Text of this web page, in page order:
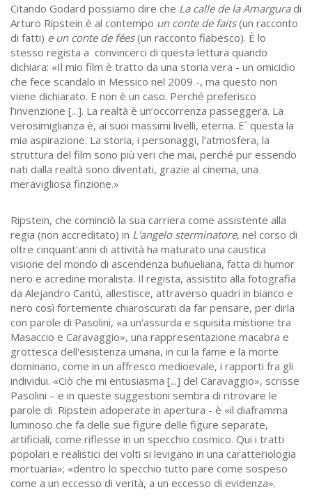
Citando Godard possiamo dire che La calle de la Amarguradi
Arturo Ripstein è al contempo un conte de faits(un racconto
di fatti) e un conte de fées(un racconto fiabesco). È lo
stesso regista a convincerci di questa lettura quando
dichiara: «Il mio film è tratto da una storia vera - un omicidio
che fece scandalo in Messico nel 2009 -, ma questo non
viene dichiarato. E non è un caso. Perché preferisco
l’invenzione [...]. La realtà è un’occorrenza passeggera. La
verosimiglianza è, ai suoi massimi livelli, eterna. E` questa la
mia aspirazione. La storia, i personaggi, l’atmosfera, la
struttura del film sono più veri che mai, perché pur essendo
nati dalla realtà sono diventati, grazie al cinema, una
meravigliosa finzione.»
Ripstein, che cominciò la sua carriera come assistente alla
regia (non accreditato) in L'angelo sterminatore, nel corso di
oltre cinquant'anni di attività ha maturato una caustica
visione del mondo di ascendenza buñueliana, fatta di humor
nero e acredine moralista. Il regista, assistito alla fotografia
da Alejandro Cantú, allestisce, attraverso quadri in bianco e
nero così fortemente chiaroscurati da far pensare, per dirla
con parole di Pasolini, «a un'assurda e squisita mistione tra
Masaccio e Caravaggio», una rappresentazione macabra e
grottesca dell'esistenza umana, in cui la fame e la morte
dominano, come in un affresco medioevale, i rapporti fra gli
individui. «Ciò che mi entusiasma [...] del Caravaggio», scrisse
Pasolini – e in queste suggestioni sembra di ritrovare le
parole di Ripstein adoperate in apertura - è «il diaframma
luminoso che fa delle sue figure delle figure separate,
artificiali, come riflesse in un specchio cosmico. Qui i tratti
popolari e realistici dei volti si levigano in una caratteriologia
mortuaria»; «dentro lo specchio tutto pare come sospeso
come a un eccesso di verità, a un eccesso di evidenza».